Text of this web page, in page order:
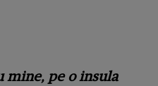
mine, pe o insula